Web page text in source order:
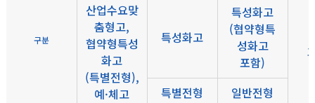
구분
산업수요맞
춤형고,
협약형특성
화고
(특별전형),
예·체고
특성화고
특성화고
(협약형특
성화고
포함)
특별전형 일반전형